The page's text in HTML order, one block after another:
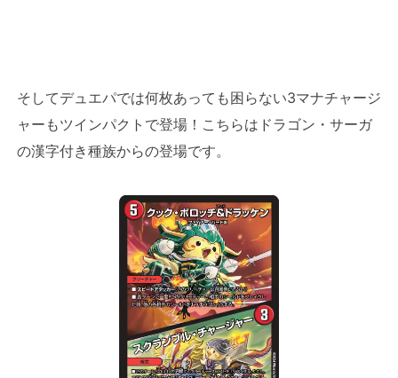
そしてデュエパでは何枚あっても困らない3マナチャージ
ャーもツインパクトで登場！こちらはドラゴン・サーガ
の漢字付き種族からの登場です。